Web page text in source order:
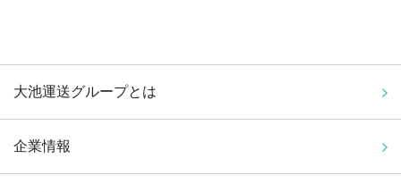
大池運送グループとは
企業情報